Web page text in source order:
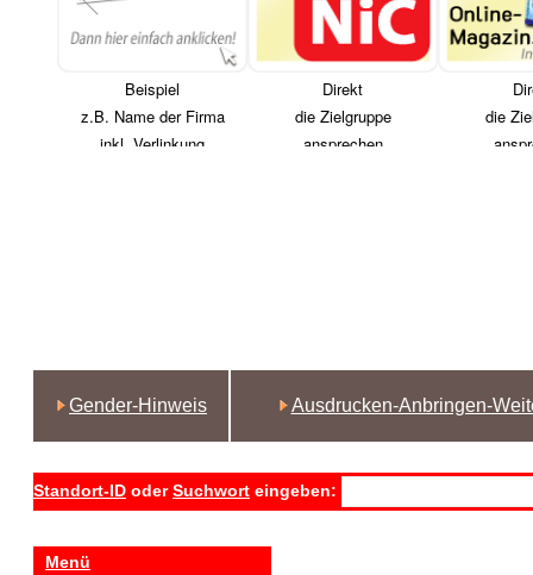
Gender-Hinweis Ausdrucken-Anbringen-
Standort-ID oderSuchwort eingeben:
Menü